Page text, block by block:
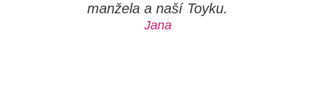
manžela a naší Toyku.
Jana